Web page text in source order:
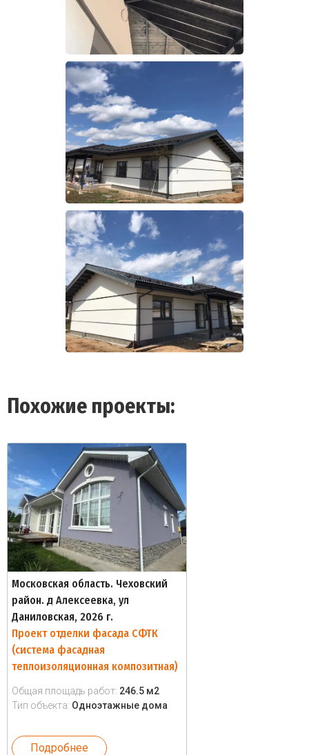
Похожие проекты:
Московская область. Чеховский
район. д Алексеевка, ул
Даниловская, 2026 г.
Проект отделки фасада СФТК
(система фасадная
теплоизоляционная композитная)
Общая площадь работ: 246.5 м2
Тип объекта: Одноэтажные дома
Подробнее